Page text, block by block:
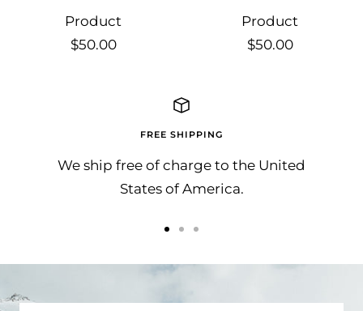
Product
Sale
$50.00
Product
Sale
$50.00
FREE SHIPPING
We ship free of charge to the United
States of America.
tototo